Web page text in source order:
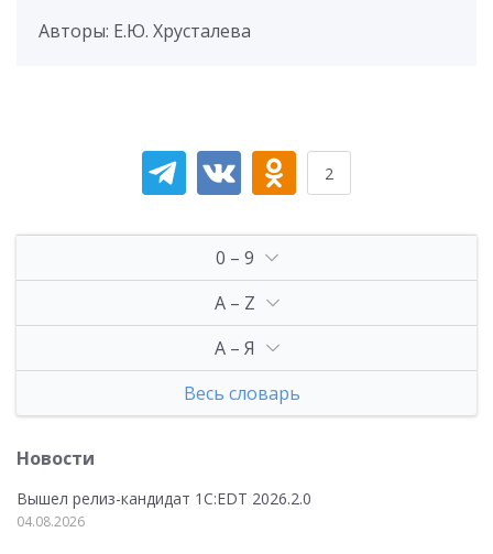
Авторы: Е.Ю. Хрусталева
2
0 – 9
A – Z
А – Я
Весь словарь
Новости
Вышел релиз-кандидат 1C:EDT 2026.2.0
04.08.2026